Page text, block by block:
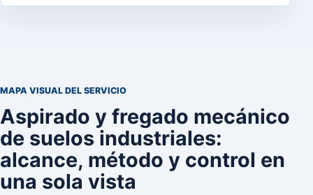
MAPA VISUAL DEL SERVICIO
Aspirado y fregado mecánico
de suelos industriales:
alcance, método y control en
una sola vista